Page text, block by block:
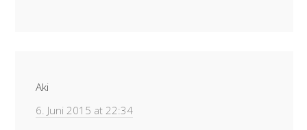
Aki
6. Juni 2015 at 22:34